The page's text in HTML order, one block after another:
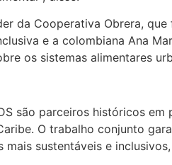
da Cooperativa Obrera,
e a colombiana Ana
os sistemas alimentares
são parceiros históricos
O trabalho conjunto
sustentáveis e